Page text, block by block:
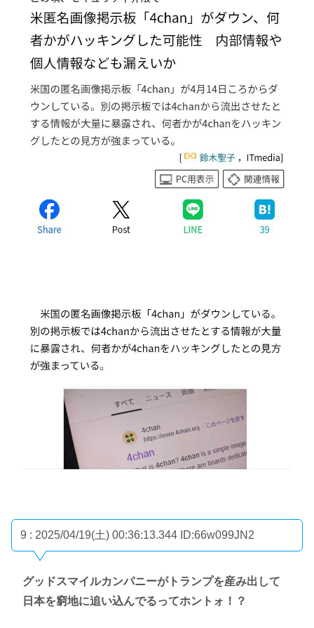
9 : 2025/04/19(土) 00:36:13.344 ID:66w099JN2
グッドスマイルカンパニーがトランプを産み出して
日本を窮地に追い込んでるってホントォ！？